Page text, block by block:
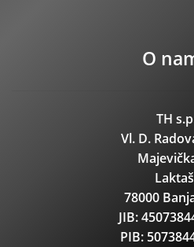
O
TH
Vl. D.
78000
JIB:
PIB: